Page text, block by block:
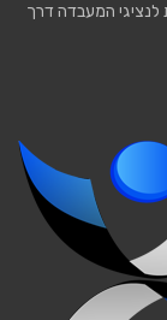
המעבדה דרך